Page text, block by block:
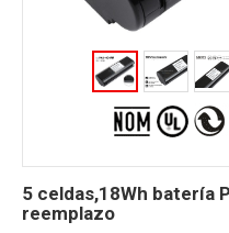
5 celdas,18Wh batería
reemplazo